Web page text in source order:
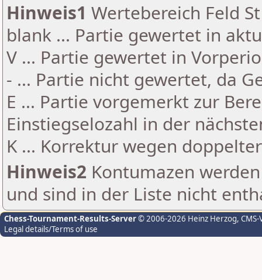
Hinweis1 Wertebereich Feld
blank ... Partie gewertet in
V ... Partie gewertet in
- ... Partie nicht gewertet, da
E ... Partie vorgemerkt zur
Einstiegselozahl in der
K ... Korrektur wegen
Hinweis2 Kontumazen
und sind in der Liste nicht
Chess-Tournament-Results-Server© 2006-2026 Heinz Herzog,
Legal details/Terms of use